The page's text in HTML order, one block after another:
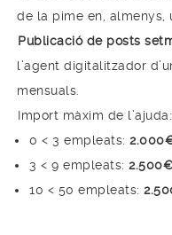
de la pime en, almenys,
Publicació de posts
l’agent digitalitzador
mensuals.
Import màxim de l’ajuda:
0 < 3 empleats:
3 < 9 empleats: 2.500€
10 < 50 empleats: